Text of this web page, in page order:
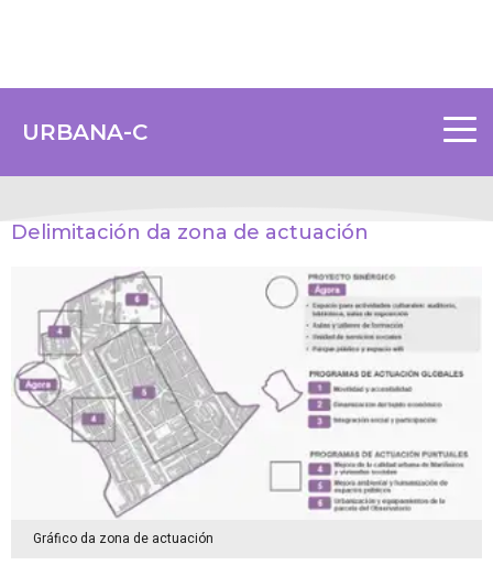
URBANA-C
Delimitación da zona de actuación
Gráfico da zona de actuación